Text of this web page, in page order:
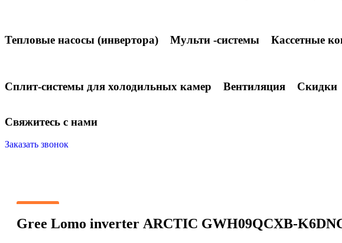
Тепловые насосы (инвертора) Мульти -системы Кассетные
Сплит-системы для холодильных камер Вентиляция Скидки
Свяжитесь с нами
Заказать звонок
Gree Lomo inverter ARCTIC GWH09QCXB-